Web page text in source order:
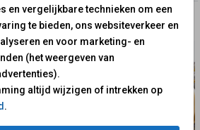
en vergelijkbare technieken om een
te bieden, ons websiteverkeer en
en voor marketing- en
(het weergeven van
altijd wijzigen of intrekken op
.
vind je misschien ook leuk